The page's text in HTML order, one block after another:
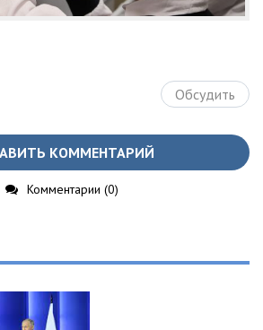
Обсудить
КОММЕНТАРИЙ
Комментарии (0)